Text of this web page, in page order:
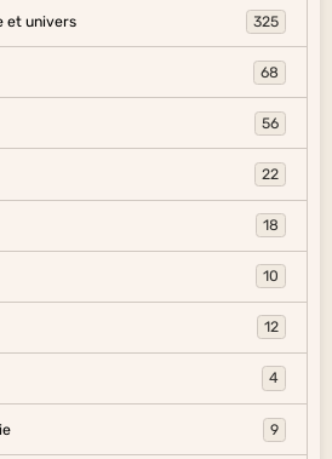
et univers 325
68
56
22
18
10
12
4
9